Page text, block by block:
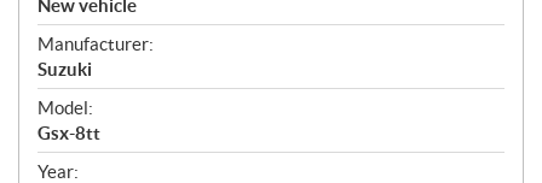
e
r
v
i
e
w
New vehicle
Manufacturer:
Suzuki
Model:
Gsx-8tt
Year: